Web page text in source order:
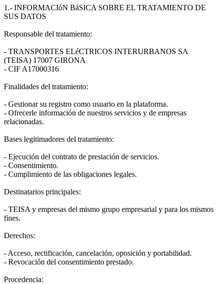
1.- INFORMACIóN BáSICA SOBRE EL TRATAMIENTO DE
SUS DATOS
Responsable del tratamiento:
- TRANSPORTES ELéCTRICOS INTERURBANOS SA
(TEISA) 17007 GIRONA
- CIF A17000316
Finalidades del tratamiento:
- Gestionar su registro como usuario en la plataforma.
- Ofrecerle información de nuestros servicios y de empresas
relacionadas.
Bases legitimadores del tratamiento:
- Ejecución del contrato de prestación de servicios.
- Consentimiento.
- Cumplimiento de las obligaciones legales.
Destinatarios principales:
- TEISA y empresas del mismo grupo empresarial y para los mismos
fines.
Derechos:
- Acceso, rectificación, cancelación, oposición y portabilidad.
- Revocación del consentimiento prestado.
Procedencia: